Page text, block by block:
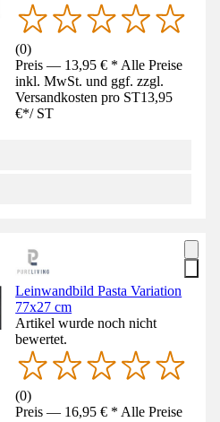
(0)
Preis — 13,95 € * Alle Preise
inkl. MwSt. und ggf. zzgl.
Versandkosten pro ST13,95
€*/ ST
Leinwandbild Pasta Variation
77x27 cm
Artikel wurde noch nicht
bewertet.
(0)
Preis — 16,95 € * Alle Preise